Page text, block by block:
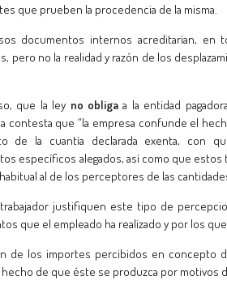
que prueben la procedencia de la misma.
documentos internos acreditarían, en
pero no la realidad y razón de los
que la ley no obligaa la entidad
contesta que “la empresa confunde el
de la cuantía declarada exenta, con
específicos alegados, así como que
al de los perceptores de las
justifiquen este tipo de
que el empleado ha realizado y por los
de los importes percibidos en concepto
de que éste se produzca por motivos